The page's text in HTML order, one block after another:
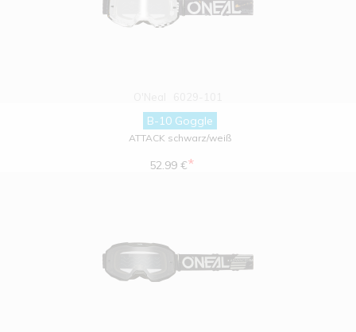
B-10 Goggle
ATTACK schwarz/weiß
52.99 €*